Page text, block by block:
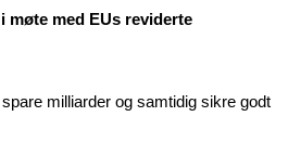
møte med EUs reviderte
milliarder og samtidig sikre godt